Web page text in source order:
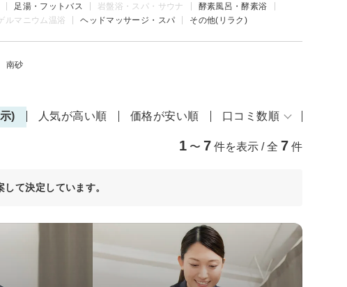
足湯・フットバス 岩盤浴・スパ・サウナ
酵素風呂・酵素浴
ルマニウム温浴 ヘッドマッサージ・スパ その他(リラク)
南砂
) 人気が高い順 価格が安い順 口コミ数順
1 〜 7 件を表示 / 全 7 件
て決定しています。